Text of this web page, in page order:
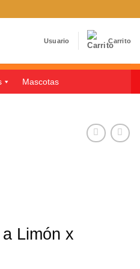
Usuario Carrito
Mascotas
Limón x